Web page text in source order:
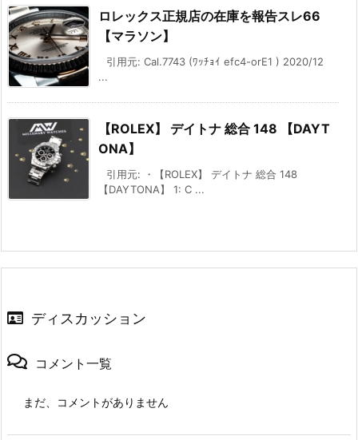
ロレックス正規店の在庫を報告スレ66
【マラソン】
引用元: Cal.7743 (ﾜｯﾁｮｲ efc4-orE1 ) 2020/12
...
【ROLEX】 デイトナ 総合 148 【DAYT
ONA】
引用元: ・【ROLEX】 デイトナ 総合 148
【DAYTONA】 1: C ...
ディスカッション
コメント一覧
まだ、コメントがありません